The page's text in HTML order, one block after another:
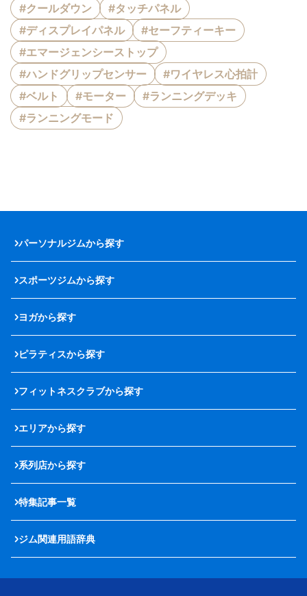
#クールダウン
#タッチパネル
#ディスプレイパネル
#セーフティーキー
#エマージェンシーストップ
#ハンドグリップセンサー
#ワイヤレス心拍計
#ベルト
#モーター
#ランニングデッキ
#ランニングモード
パーソナルジムから探す
スポーツジムから探す
ヨガから探す
ピラティスから探す
フィットネスクラブから探す
エリアから探す
系列店から探す
特集記事一覧
ジム関連用語辞典